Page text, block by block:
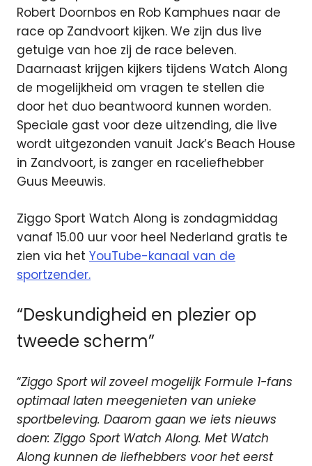
Robert Doornbos en Rob Kamphues naar de
race op Zandvoort kijken. We zijn dus live
getuige van hoe zij de race beleven.
Daarnaast krijgen kijkers tijdens Watch Along
de mogelijkheid om vragen te stellen die
door het duo beantwoord kunnen worden.
Speciale gast voor deze uitzending, die live
wordt uitgezonden vanuit Jack’s Beach House
in Zandvoort, is zanger en raceliefhebber
Guus Meeuwis.
Ziggo Sport Watch Along is zondagmiddag
vanaf 15.00 uur voor heel Nederland gratis te
zien via het YouTube-kanaal van de
sportzender.
“Deskundigheid en plezier op
tweede scherm”
“Ziggo Sport wil zoveel mogelijk Formule 1-fans
optimaal laten meegenieten van unieke
sportbeleving. Daarom gaan we iets nieuws
doen: Ziggo Sport Watch Along. Met Watch
Along kunnen de liefhebbers voor het eerst